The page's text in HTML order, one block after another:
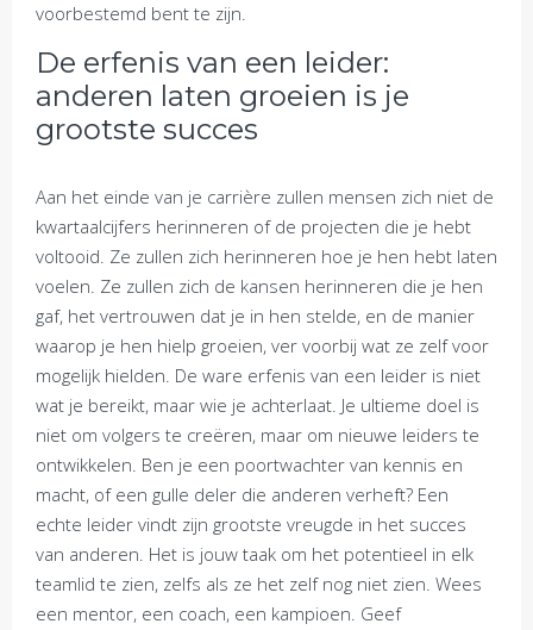
voorbestemd bent te zijn.
De erfenis van een leider:
anderen laten groeien is je
grootste succes
Aan het einde van je carrière zullen mensen zich niet de
kwartaalcijfers herinneren of de projecten die je hebt
voltooid. Ze zullen zich herinneren hoe je hen hebt laten
voelen. Ze zullen zich de kansen herinneren die je hen
gaf, het vertrouwen dat je in hen stelde, en de manier
waarop je hen hielp groeien, ver voorbij wat ze zelf voor
mogelijk hielden. De ware erfenis van een leider is niet
wat je bereikt, maar wie je achterlaat. Je ultieme doel is
niet om volgers te creëren, maar om nieuwe leiders te
ontwikkelen. Ben je een poortwachter van kennis en
macht, of een gulle deler die anderen verheft? Een
echte leider vindt zijn grootste vreugde in het succes
van anderen. Het is jouw taak om het potentieel in elk
teamlid te zien, zelfs als ze het zelf nog niet zien. Wees
een mentor, een coach, een kampioen. Geef